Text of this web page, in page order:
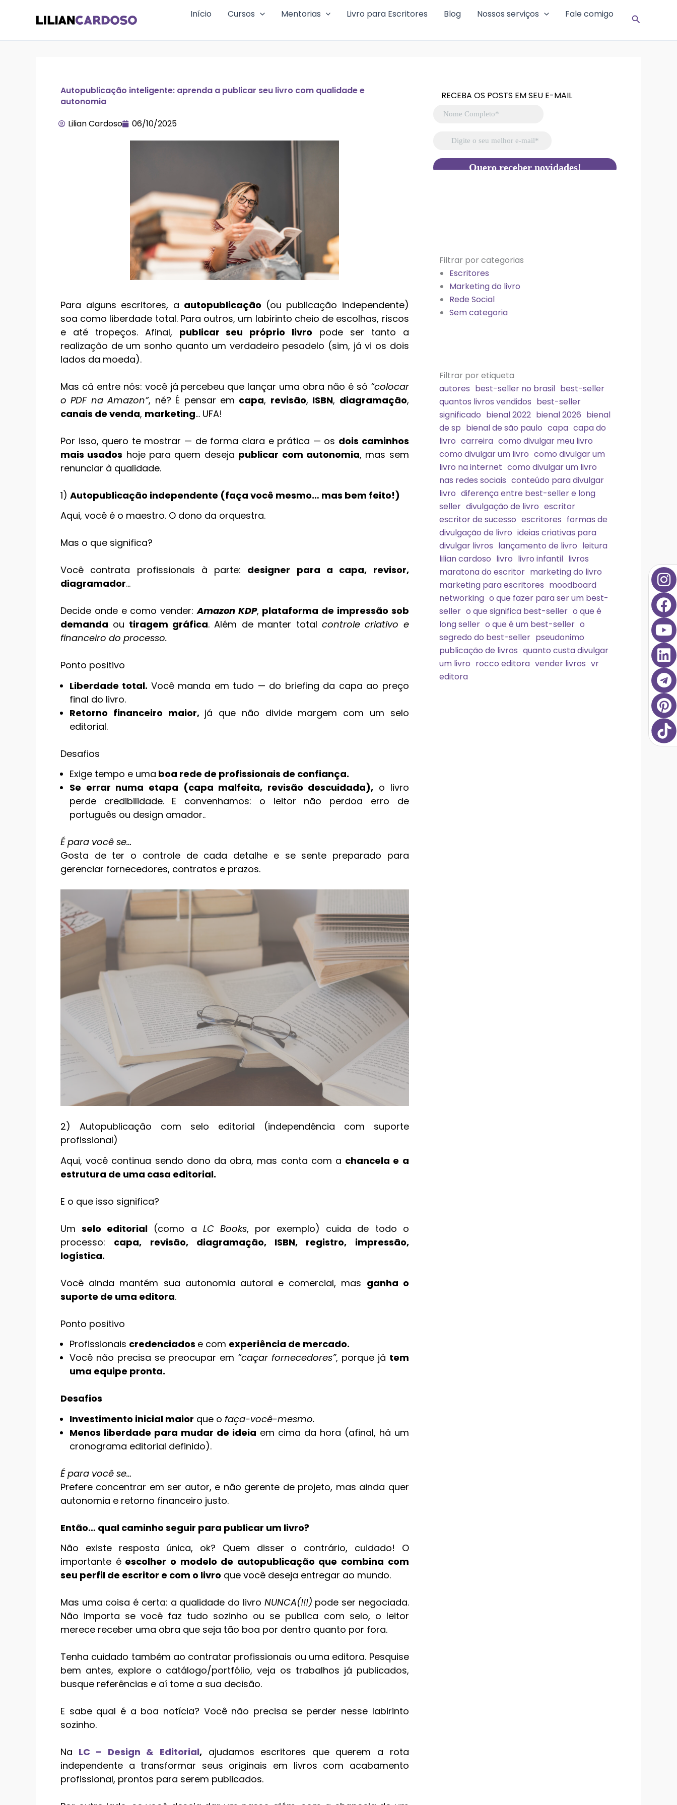
Início Cursos Mentorias Livro para Escritores Blog Nossos serviços Fale comigo Pesquisar
Autopublicação inteligente: aprenda a publicar seu livro com qualidade e
autonomia
Lilian Cardoso
06/10/2025
Para alguns escritores, a autopublicação (ou publicação independente)
soa como liberdade total. Para outros, um labirinto cheio de escolhas, riscos
e até tropeços. Afinal, publicar seu próprio livro pode ser tanto a
realização de um sonho quanto um verdadeiro pesadelo (sim, já vi os dois
lados da moeda).
Mas cá entre nós: você já percebeu que lançar uma obra não é só “colocar
o PDF na Amazon”, né? É pensar em capa, revisão, ISBN, diagramação,
canais de venda, marketing… UFA!
Por isso, quero te mostrar — de forma clara e prática — os dois caminhos
mais usados hoje para quem deseja publicar com autonomia, mas sem
renunciar à qualidade.
1) Autopublicação independente (faça você mesmo… mas bem feito!)
Aqui, você é o maestro. O dono da orquestra.
Mas o que significa?
Você contrata profissionais à parte: designer para a capa, revisor,
diagramador…
Decide onde e como vender:Amazon KDP, plataforma de impressão sob
demanda ou tiragem gráfica. Além de manter total controle criativo e
financeiro do processo.
Ponto positivo
Liberdade total. Você manda em tudo — do briefing da capa ao preço
final do livro.
Retorno financeiro maior, já que não divide margem com um selo
editorial.
Desafios
Exige tempo e uma boa rede de profissionais de confiança.
Se errar numa etapa (capa malfeita, revisão descuidada), o livro
perde credibilidade. E convenhamos: o leitor não perdoa erro de
português ou design amador..
É para você se…
Gosta de ter o controle de cada detalhe e se sente preparado para
gerenciar fornecedores, contratos e prazos.
2) Autopublicação com selo editorial (independência com suporte
profissional)
Aqui, você continua sendo dono da obra, mas conta com a chancela e a
estrutura de uma casa editorial.
E o que isso significa?
Umselo editorial (como a LC Books, por exemplo) cuida de todo o
processo: capa, revisão, diagramação, ISBN, registro, impressão,
logística.
Você ainda mantém sua autonomia autoral e comercial, mas ganha o
suporte de uma editora.
Ponto positivo
Profissionais credenciados e com experiência de mercado.
Você não precisa se preocupar em “caçar fornecedores”, porque já tem
uma equipe pronta.
Desafios
Investimento inicial maior que o faça-você-mesmo.
Menos liberdade para mudar de ideia em cima da hora (afinal, há um
cronograma editorial definido).
É para você se…
Prefere concentrar em ser autor, e não gerente de projeto, mas ainda quer
autonomia e retorno financeiro justo.
Então… qual caminho seguir para publicar um livro?
Não existe resposta única, ok? Quem disser o contrário, cuidado! O
importante éescolher o modelo de autopublicação que combina com
seu perfil de escritor e com o livro que você deseja entregar ao mundo.
Mas uma coisa é certa: a qualidade do livro NUNCA(!!!) pode ser negociada.
Não importa se você faz tudo sozinho ou se publica com selo, o leitor
merece receber uma obra que seja tão boa por dentro quanto por fora.
Tenha cuidado também ao contratar profissionais ou uma editora. Pesquise
bem antes, explore o catálogo/portfólio, veja os trabalhos já publicados,
busque referências e aí tome a sua decisão.
E sabe qual é a boa notícia? Você não precisa se perder nesse labirinto
sozinho.
Na LC – Design & Editorial, ajudamos escritores que querem a rota
independente a transformar seus originais em livros com acabamento
profissional, prontos para serem publicados.
RECEBA OS POSTS EM SEU E-MAIL
Filtrar por categorias
Escritores
Marketing do livro
Rede Social
Sem categoria
Filtrar por etiqueta
autores best-seller no brasil best-seller
quantos livros vendidos best-seller
significado bienal 2022 bienal 2026 bienal
de sp bienal de são paulo capa capa do
livro carreira como divulgar meu livro
como divulgar um livro como divulgar um
livro na internet como divulgar um livro
nas redes sociais conteúdo para divulgar
livro diferença entre best-seller e long
seller divulgação de livro escritor
escritor de sucesso escritores formas de
divulgação de livro ideias criativas para
divulgar livros lançamento de livro leitura
lilian cardoso livro livro infantil livros
maratona do escritor marketing do livro
marketing para escritores moodboard
networking o que fazer para ser um best-
seller o que significa best-seller o que é
long seller o que é um best-seller o
segredo do best-seller pseudonimo
publicação de livros quanto custa divulgar
um livro rocco editora vender livros vr
editora
I
n
s
t
a
g
r
a
m
F
a
c
e
b
o
o
k
Y
o
u
t
u
b
e
L
i
n
k
e
d
i
n
T
e
l
e
g
r
a
m
P
i
n
t
e
r
e
s
t